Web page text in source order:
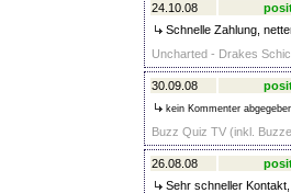
24.10.08
Schnelle Zahlung,
Uncharted - Drakes
30.09.08
kein Kommenter
Buzz Quiz TV (inkl.
26.08.08
Sehr schneller